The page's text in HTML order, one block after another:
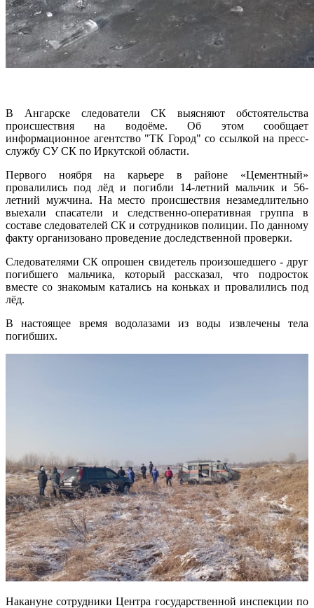
В Ангарске следователи СК выясняют обстоятельства
происшествия на водоёме. Об этом сообщает
информационное агентство "ТК Город" со ссылкой на пресс-
службу СУ СК по Иркутской области.
Первого ноября на карьере в районе «Цементный»
провалились под лёд и погибли 14-летний мальчик и 56-
летний мужчина. На место происшествия незамедлительно
выехали спасатели и следственно-оперативная группа в
составе следователей СК и сотрудников полиции. По данному
факту организовано проведение доследственной проверки.
Следователями СК опрошен свидетель произошедшего - друг
погибшего мальчика, который рассказал, что подросток
вместе со знакомым катались на коньках и провалились под
лёд.
В настоящее время водолазами из воды извлечены тела
погибших.
Накануне сотрудники Центра государственной инспекции по